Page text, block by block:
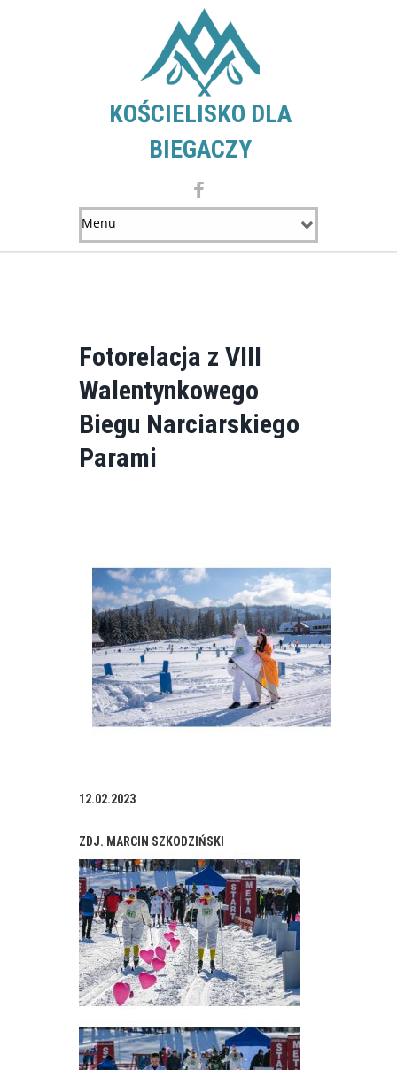
KOŚCIELISKO DLA
BIEGACZY
Fotorelacja z VIII
Walentynkowego
Biegu Narciarskiego
Parami
12.02.2023
ZDJ. MARCIN SZKODZIŃSKI